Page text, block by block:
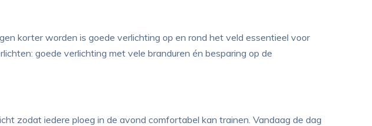
korter worden is goede verlichting op en rond het veld essentieel voor
goede verlichting met vele branduren én besparing op de
zodat iedere ploeg in de avond comfortabel kan trainen. Vandaag de dag